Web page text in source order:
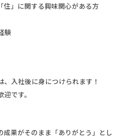
住」に関する興味関心がある方
験
、入社後に身につけられます！
です。
果がそのまま「ありがとう」とし